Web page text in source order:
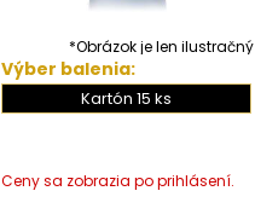
*Obrázok je len ilustračný
Výber balenia:
Kartón 15 ks